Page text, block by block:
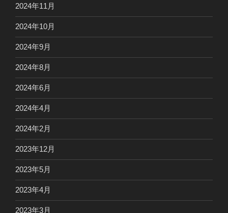
2024年11月
2024年10月
2024年9月
2024年8月
2024年6月
2024年4月
2024年2月
2023年12月
2023年5月
2023年4月
2023年3月